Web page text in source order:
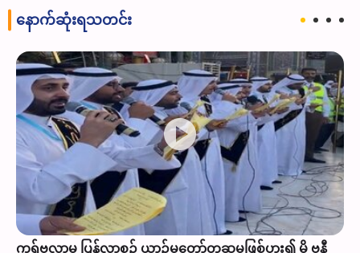
နောက်ဆုံးရသတင်း
ကရ်ဗလာမှ ပြန်လာစဉ် ယာဉ်မတော်တဆမှုဖြစ်ပွား၍ မို ဗနီ